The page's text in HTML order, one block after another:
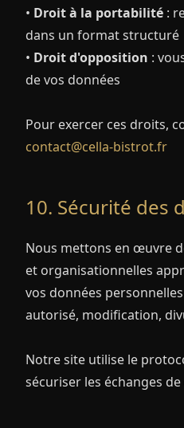
• Droit à la portabilité :
dans un format structuré
• Droit d'opposition :
de vos données
Pour exercer ces droits,
contact@cella-bistrot.fr
10. Sécurité des
Nous mettons en œuvre
et organisationnelles
vos données
autorisé, modification,
Notre site utilise le
sécuriser les échanges